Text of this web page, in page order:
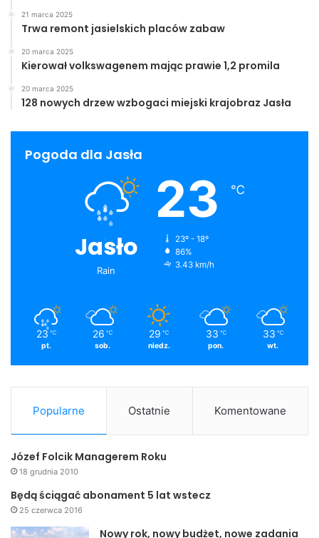
21 marca 2025
Trwa remont jasielskich placów zabaw
20 marca 2025
Kierował volkswagenem mając prawie 1,2 promila
20 marca 2025
128 nowych drzew wzbogaci miejski krajobraz Jasła
Pogoda dla Jasła
Jasło
Rain
23 ℃
23º - 18º
86%
3.43 km/h
23 ℃
pt.
26 ℃
sob.
29 ℃
niedz.
33 ℃
pon.
33 ℃
wt.
Popularne Ostatnie Komentowane
Józef Folcik Managerem Roku
18 grudnia 2010
Będą ściągać abonament 5 lat wstecz
25 czerwca 2016
Nowy rok, nowy budżet, nowe zadania